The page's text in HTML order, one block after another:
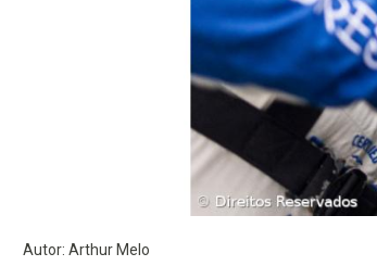
Autor: Arthur Melo